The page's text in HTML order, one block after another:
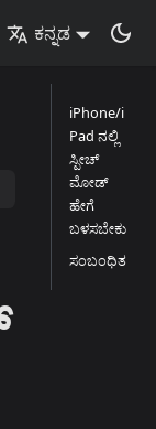
ಕನ್ನಡ
iPhone/i
Pad ನಲ್ಲಿ
ಸ್ಪೀಚ್
ಮೋಡ್
ಹೇಗೆ
ಬಳಸಬೇಕು
ಸಂಬಂಧಿತ